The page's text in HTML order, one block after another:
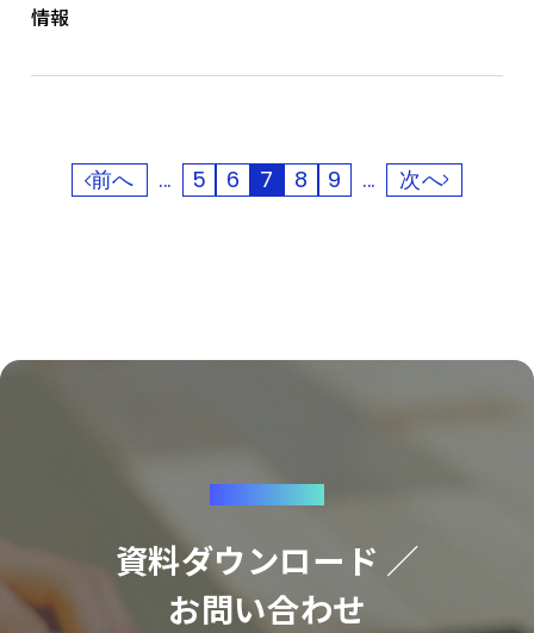
情報
前へ ... 5 6 7 8 9 ... 次へ
CONTACT
資料ダウンロード ／
お問い合わせ